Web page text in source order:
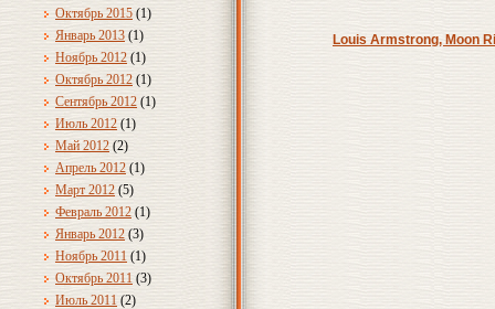
Октябрь 2015 (1)
Январь 2013 (1)
Ноябрь 2012 (1)
Октябрь 2012 (1)
Сентябрь 2012 (1)
Июль 2012 (1)
Май 2012 (2)
Апрель 2012 (1)
Март 2012 (5)
Февраль 2012 (1)
Январь 2012 (3)
Ноябрь 2011 (1)
Октябрь 2011 (3)
Июль 2011 (2)
Louis Armstrong, Moon